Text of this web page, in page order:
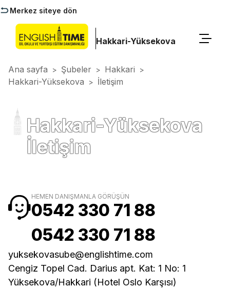
Merkez siteye dön
Hakkari-Yüksekova
Ana sayfa > Şubeler > Hakkari >
Hakkari-Yüksekova > İletişim
Hakkari-Yüksekova
İletişim
HEMEN DANIŞMANLA GÖRÜŞÜN
0542 330 71 88
0542 330 71 88
yuksekovasube@englishtime.com
Cengiz Topel Cad. Darius apt. Kat: 1 No: 1
Yüksekova/Hakkari (Hotel Oslo Karşısı)